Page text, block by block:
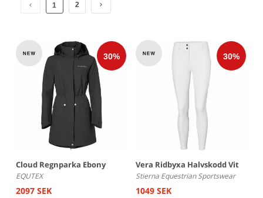
1 2
Cloud Regnparka Ebony
EQUTEX
2097 SEK
Vera Ridbyxa Halvskodd Vit
Stierna Equestrian Sportswear
1049 SEK